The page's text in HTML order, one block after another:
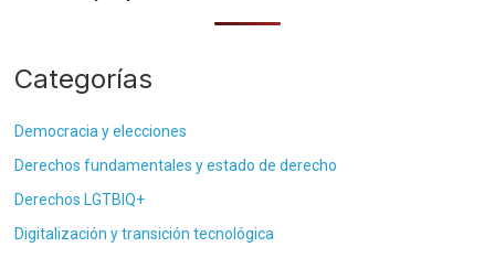
Categorías
Democracia y elecciones
Derechos fundamentales y estado de derecho
Derechos LGTBIQ+
Digitalización y transición tecnológica